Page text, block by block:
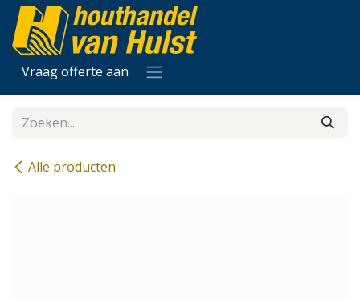
Overslaan naar inhoud
Vraag offerte aan
Alle producten